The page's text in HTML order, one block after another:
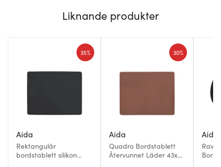
Liknande produkter
Aida
Rektangulär
bordstablett silikon
35%
Aida
Quadro Bordstablett
Återvunnet Läder 43x35
30%
Aida
Raw